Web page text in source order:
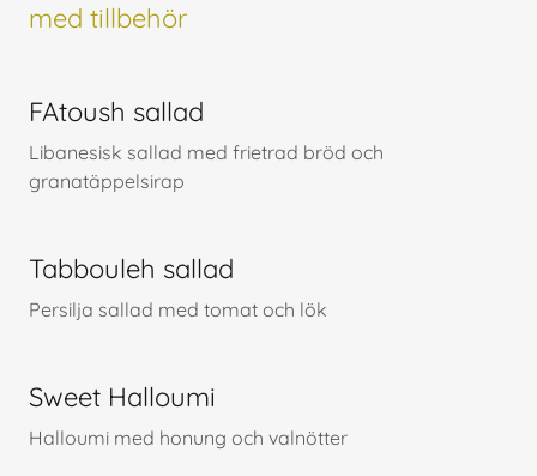
med tillbehör
FAtoush sallad
Libanesisk sallad med frietrad bröd och
granatäppelsirap
Tabbouleh sallad
Persilja sallad med tomat och lök
Sweet Halloumi
Halloumi med honung och valnötter